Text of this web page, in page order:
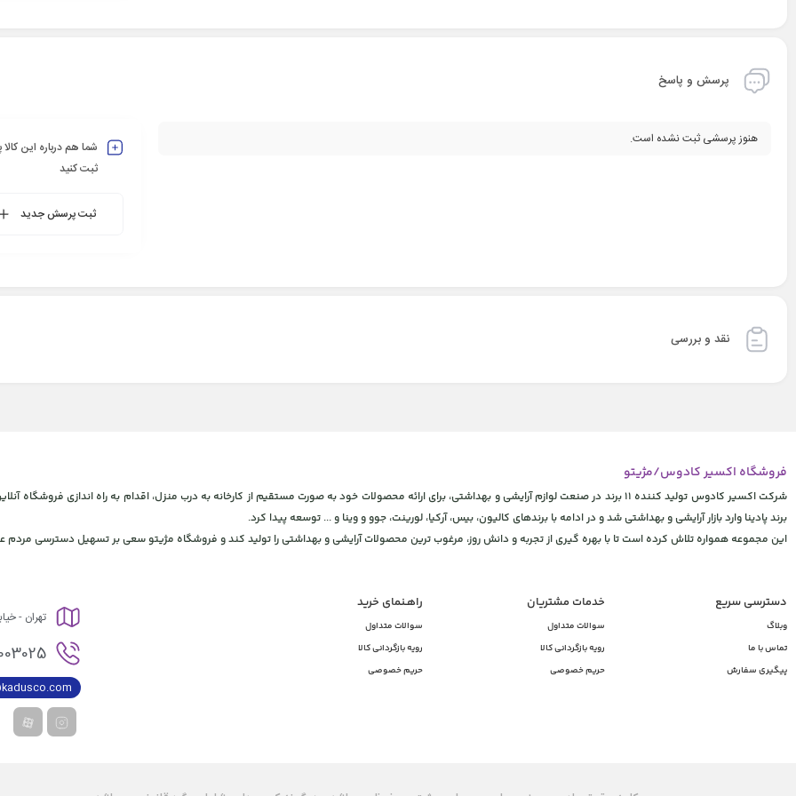
پرسش و پاسخ
هنوز پرسشی ثبت نشده است.
شما هم درباره این
ثبت کنید
ثبت پرسش جدید
نقد و بررسی
فروشگاه اکسیر کادوس/مژیتو
شرکت اکسیر کادوس تولید کننده 11 برند در صنعت لوازم آرایشی و بهداشتی، برای ارائه محصولات خود به صورت مستقیم از کارخانه به درب منزل، اقدام به راه اندازی
برند پادینا وارد بازار آرایشی و بهداشتی شد و در ادامه با برندهای کالیون، بیس، آرکیا، لورینت، جوو و وینا و ... توسعه پیدا کرد.
این مجموعه همواره تلاش کرده است تا با بهره گیری از تجربه و دانش روز، مرغوب ترین محصولات آرایشی و بهداشتی را تولید کند و فروشگاه مژیتو سعی بر تسهیل دسترسی مردم
دسترسی سریع
وبلاگ
تماس با ما
پیگیری سفارش
خدمات مشتریان
سوالات متداول
رویه بازگردانی کالا
حریم خصوصی
راهـنمای خرید
سوالات متداول
رویه بازگردانی کالا
حریم خصوصی
تهران -